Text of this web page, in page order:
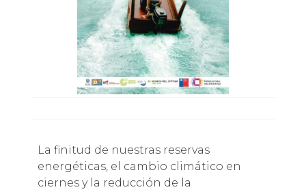
La finitud de nuestras reservas
energéticas, el cambio climático en
ciernes y la reducción de la